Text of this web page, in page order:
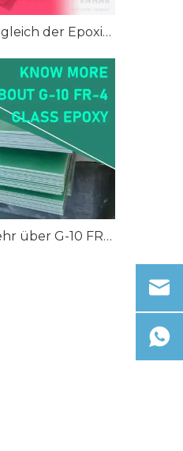
Detaillierter Vergleich der Epoxid-Glasfaser-Isolierplatten FR4, G10 und G11
Erfahren Sie mehr über G-10 FR-4 Glasepoxidharz